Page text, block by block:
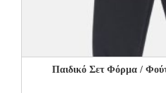
Παιδικό Σετ Φόρμα /